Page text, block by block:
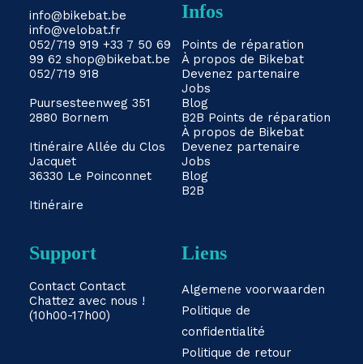
info@bikebat.be
info@velobat.fr
052/719 919 +33 7 50 69
99 62 shop@bikebat.be
052/719 918
Puursesteenweg 351
2880 Bornem
Itinéraire Allée du Clos
Jacquet
36330 Le Poinconnet
Itinéraire
Infos
Points de réparation
À propos de Bikebat
Devenez partenaire
Jobs
Blog
B2B Points de réparation
À propos de Bikebat
Devenez partenaire
Jobs
Blog
B2B
Support
Contact Contact
Chattez avec nous !
(10h00-17h00)
Liens
Algemene voorwaarden
Politique de
confidentialité
Politique de retour